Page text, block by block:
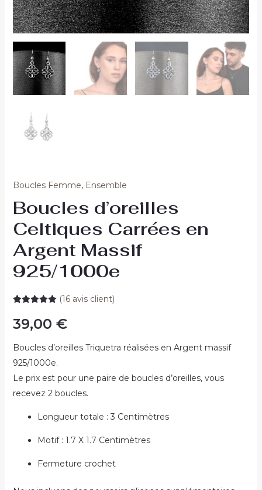
Boucles Femme, Ensemble
Boucles d’oreilles
Celtiques Carrées en
Argent Massif
925/1000e
sur 5
basé sur
client
(16 avis client)
39,00 €
Boucles d’oreilles Triquetra réalisées en Argent massif
925/1000e.
Le prix est pour une paire de boucles d’oreilles, vous
recevez 2 boucles.
Longueur totale : 3 Centimètres
Motif : 1.7 X 1.7 Centimètres
Fermeture crochet